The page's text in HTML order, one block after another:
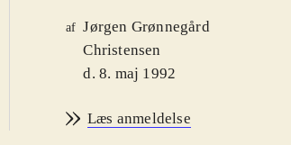
af Jørgen Grønnegård
Christensen
d. 8. maj 1992
Læs anmeldelse